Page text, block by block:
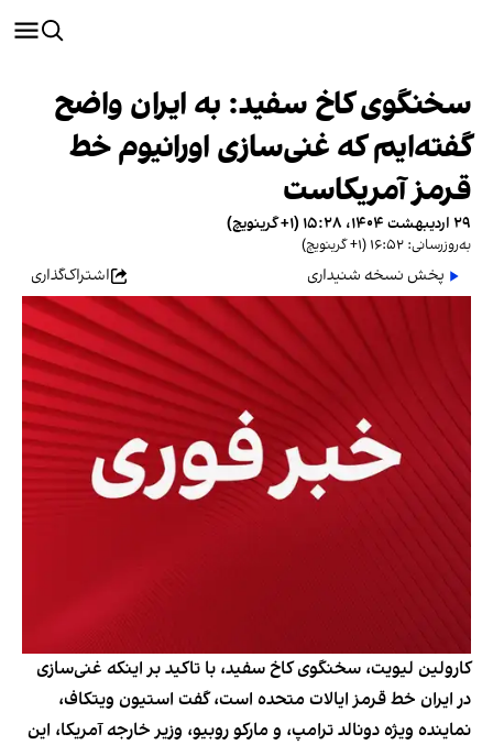
سخنگوی کاخ سفید: به ایران واضح
گفته‌ایم که غنی‌سازی اورانیوم خط
قرمز آمریکاست
۲۹ اردیبهشت ۱۴۰۴، ۱۵:۲۸ (‎+۱ گرینویچ)
به‌روزرسانی: ۱۶:۵۲ (‎+۱ گرینویچ)
پخش نسخه شنیداری اشتراک‌گذاری
کارولین لیویت، سخنگوی کاخ سفید، با تاکید بر اینکه غنی‌سازی
در ایران خط قرمز ایالات متحده است، گفت استیون ویتکاف،
نماینده ویژه دونالد ترامپ، و مارکو روبیو، وزیر خارجه آمریکا، این